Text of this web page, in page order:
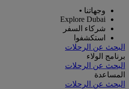
وجهاتنا •
Explore Dubai
شركاء السفر
استكشفوا
البحث عن الرحلات
برنامج الولاء
البحث عن الرحلات
المساعدة
البحث عن الرحلات